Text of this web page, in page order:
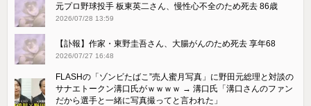
元プロ野球投手 板東英二さん、慢性心不全のため死去 86歳
2026/07/28 13:59
【訃報】作家・東野圭吾さん、大腸がんのため死去 享年68
2026/07/27 16:48
FLASHの「ゾンビたばこ”売人蜜月写真」に野田元総理と対談の
サナエトークン溝口氏がｗｗｗｗ → 溝口氏「溝口さんのファン
だから選手と一緒に写真撮ってと言われた」